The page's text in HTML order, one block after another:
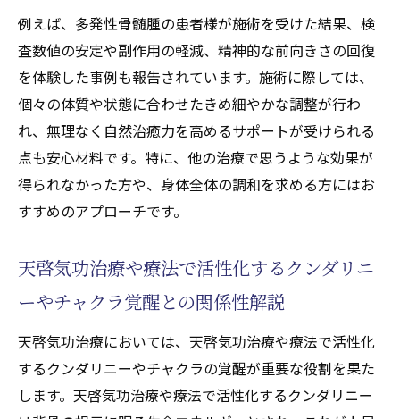
チャクラ活性化の重要性
天啓気功治療や療法で活性化するクンダリ
ニーと連動したチャクラ再生体験談
エネルギーの流れを整える気功治療の実践例
天啓気功治療によるエネルギー調整の実際
多発性骨髄腫患者への施術事例と実感報告
難病寛解へ導くエネルギーワークの方法論
天啓気功治療や療法でのクンダリニー活性
気功治療で整う天啓気功治療や療法で活性
化するチャクラと心身の変化
精神領域の覚醒がもたらす健康変化の秘密
天啓気功治療で得られる精神覚醒の実感
難病改善と精神領域の連動メカニズム解説
例えば、多発性骨髄腫の患者様が施術を受けた結果、検
査数値の安定や副作用の軽減、精神的な前向きさの回復
を体験した事例も報告されています。施術に際しては、
個々の体質や状態に合わせたきめ細やかな調整が行わ
れ、無理なく自然治癒力を高めるサポートが受けられる
点も安心材料です。特に、他の治療で思うような効果が
得られなかった方や、身体全体の調和を求める方にはお
すすめのアプローチです。
天啓気功治療や療法で活性化するクンダリニ
ーやチャクラ覚醒との関係性解説
天啓気功治療においては、天啓気功治療や療法で活性化
するクンダリニーやチャクラの覚醒が重要な役割を果た
します。天啓気功治療や療法で活性化するクンダリニー